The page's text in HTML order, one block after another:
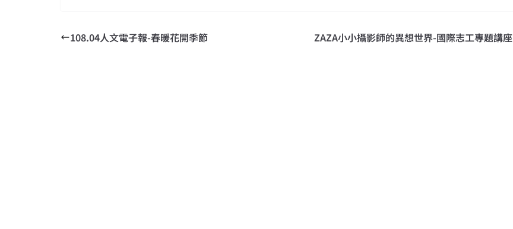
108.04人文電子報-春暖花開季節 ZAZA小小攝影師的異想世界-國際志工專題講座